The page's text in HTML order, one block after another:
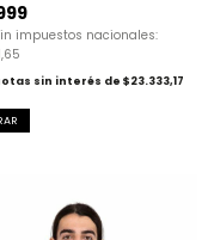
impuestos nacionales:
sin interés de $23.333,17